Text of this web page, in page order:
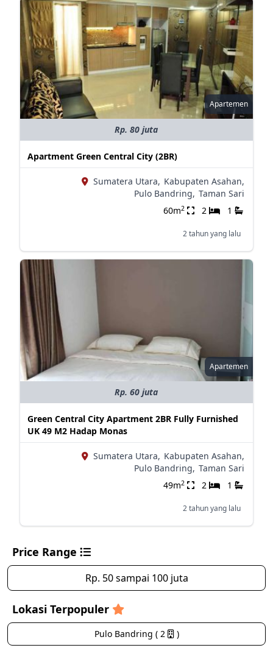
Apartemen
Rp. 80 juta
Apartment Green Central City (2BR)
Sumatera Utara, Kabupaten Asahan,
Pulo Bandring, Taman Sari
60m2 2 1
2 tahun yang lalu
Apartemen
Rp. 60 juta
Green Central City Apartment 2BR Fully Furnished
UK 49 M2 Hadap Monas
Sumatera Utara, Kabupaten Asahan,
Pulo Bandring, Taman Sari
49m2 2 1
2 tahun yang lalu
Price Range
Rp. 50 sampai 100 juta
Lokasi Terpopuler
Pulo Bandring ( 2 )